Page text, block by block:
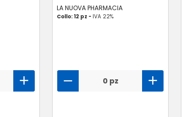
LA NUOVA PHARMACIA
Collo: 12 pz - IVA 22%
0 pz